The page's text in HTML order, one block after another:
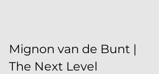
Mignon van de Bunt |
The Next Level